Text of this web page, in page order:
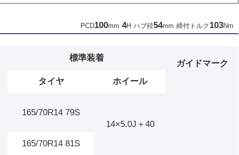
PCD100mm 4H ハブ径54mm 締付トルク 103Nm
標準装着
ガイドマーク
タイヤ
ホイール
165/70R14 79S
14×5.0J＋40
165/70R14 81S